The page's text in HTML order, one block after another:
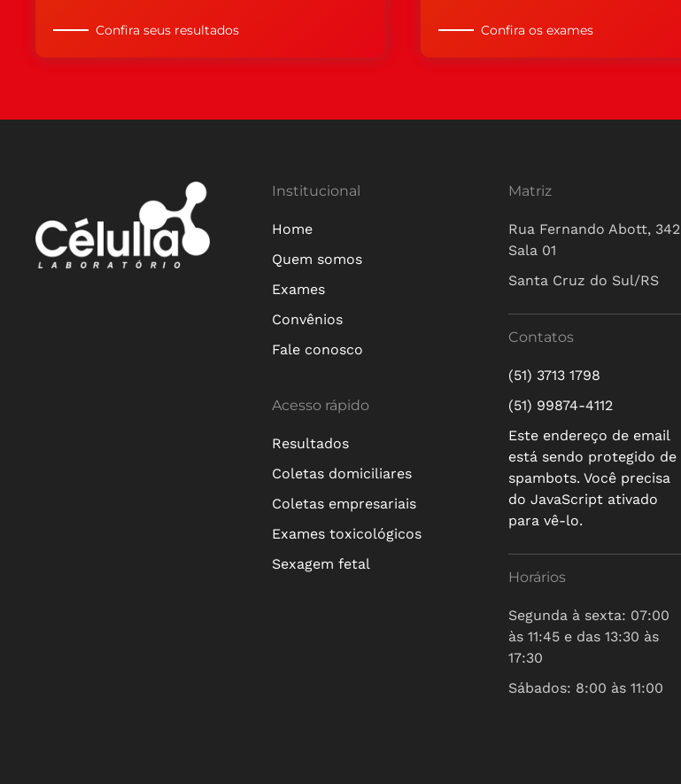
Confira seus resultados Confira os exames
Institucional
Home
Quem somos
Exames
Convênios
Fale conosco
Acesso rápido
Resultados
Coletas domiciliares
Coletas empresariais
Exames toxicológicos
Sexagem fetal
Matriz
Rua Fernando Abott, 342
Sala 01
Santa Cruz do Sul/RS
Contatos
(51) 3713 1798
(51) 99874-4112
Este endereço de email
está sendo protegido de
spambots. Você precisa
do JavaScript ativado
para vê-lo.
Horários
Segunda à sexta: 07:00
às 11:45 e das 13:30 às
17:30
Sábados: 8:00 às 11:00